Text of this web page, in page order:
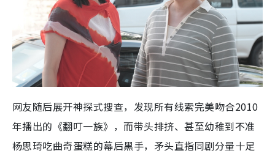
网友随后展开神探式搜查，发现所有线索完美吻合2010
年播出的《翻叮一族》，而带头排挤、甚至幼稚到不准
杨思琦吃曲奇蛋糕的幕后黑手，矛头直指同剧分量十足